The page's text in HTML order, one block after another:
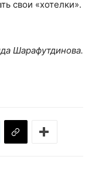
свои «хотелки».
Шарафутдинова.